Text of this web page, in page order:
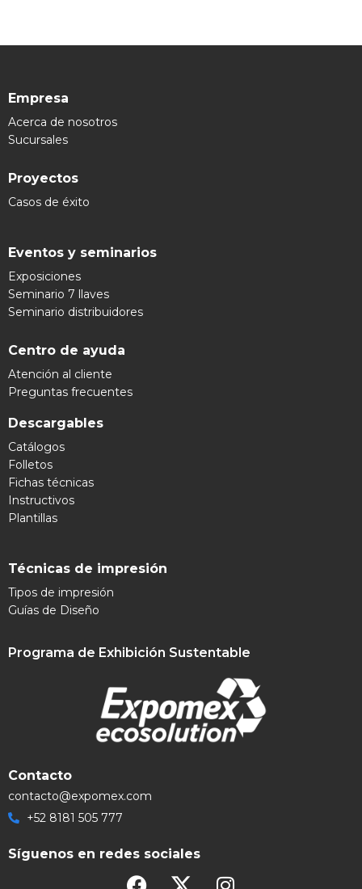
Empresa
Acerca de nosotros
Sucursales
Proyectos
Casos de éxito
Eventos y seminarios
Exposiciones
Seminario 7 llaves
Seminario distribuidores
Centro de ayuda
Atención al cliente
Preguntas frecuentes
Descargables
Catálogos
Folletos
Fichas técnicas
Instructivos
Plantillas
Técnicas de impresión
Tipos de impresión
Guías de Diseño
Programa de Exhibición Sustentable
Contacto
contacto@expomex.com
+52 8181 505 777
Síguenos en redes sociales